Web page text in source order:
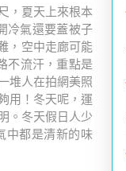
，夏天上來根本
冷氣還要蓋被子
，空中走廊可能
不流汗，重點是
堆人在拍網美照
用！冬天呢，運
。冬天假日人少
中都是清新的味